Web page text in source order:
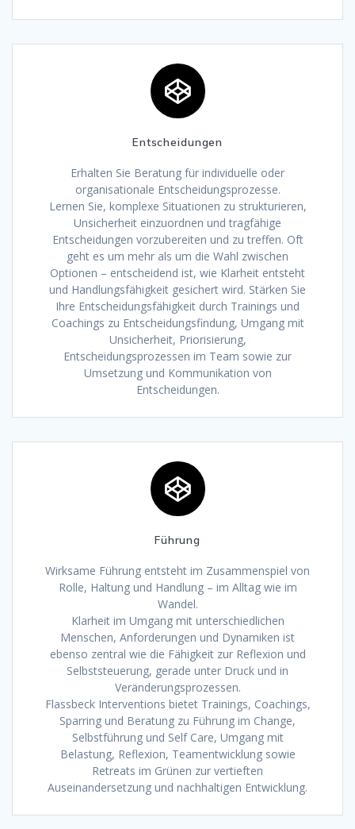
Entscheidungen
Erhalten Sie Beratung für individuelle oder
organisationale Entscheidungsprozesse.
Lernen Sie, komplexe Situationen zu strukturieren,
Unsicherheit einzuordnen und tragfähige
Entscheidungen vorzubereiten und zu treffen. Oft
geht es um mehr als um die Wahl zwischen
Optionen – entscheidend ist, wie Klarheit entsteht
und Handlungsfähigkeit gesichert wird. Stärken Sie
Ihre Entscheidungsfähigkeit durch Trainings und
Coachings zu Entscheidungsfindung, Umgang mit
Unsicherheit, Priorisierung,
Entscheidungsprozessen im Team sowie zur
Umsetzung und Kommunikation von
Entscheidungen.
Führung
Wirksame Führung entsteht im Zusammenspiel von
Rolle, Haltung und Handlung – im Alltag wie im
Wandel.
Klarheit im Umgang mit unterschiedlichen
Menschen, Anforderungen und Dynamiken ist
ebenso zentral wie die Fähigkeit zur Reflexion und
Selbststeuerung, gerade unter Druck und in
Veränderungsprozessen.
Flassbeck Interventions bietet Trainings, Coachings,
Sparring und Beratung zu Führung im Change,
Selbstführung und Self Care, Umgang mit
Belastung, Reflexion, Teamentwicklung sowie
Retreats im Grünen zur vertieften
Auseinandersetzung und nachhaltigen Entwicklung.